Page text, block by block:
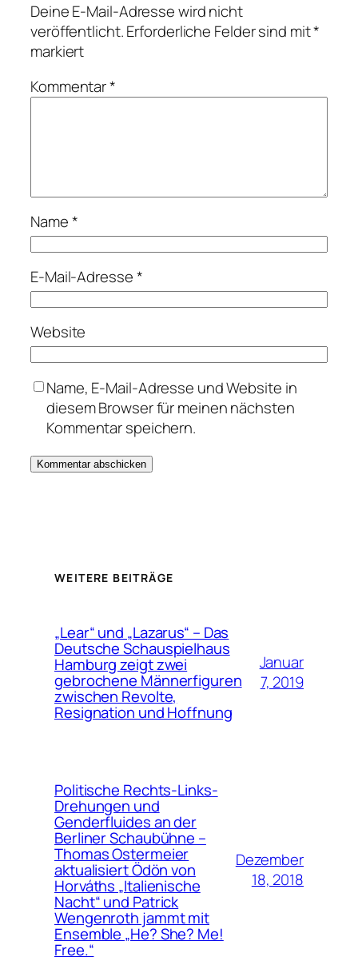
Deine E-Mail-Adresse wird nicht
veröffentlicht.Erforderliche Felder sind mit*
markiert
Kommentar*
Name*
E-Mail-Adresse*
Website
Name, E-Mail-Adresse und Website in
diesem Browser für meinen nächsten
Kommentar speichern.
WEITERE BEITRÄGE
„Lear“ und „Lazarus“ – Das
Deutsche Schauspielhaus
Hamburg zeigt zwei
gebrochene Männerfiguren
zwischen Revolte,
Resignation und Hoffnung
Januar
7, 2019
Politische Rechts-Links-
Drehungen und
Genderfluides an der
Berliner Schaubühne –
Thomas Ostermeier
aktualisiert Ödön von
Horváths „Italienische
Nacht“ und Patrick
Wengenroth jammt mit
Ensemble „He? She? Me!
Free.“
Dezember
18, 2018